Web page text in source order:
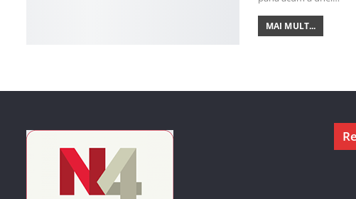
MAI MULT...